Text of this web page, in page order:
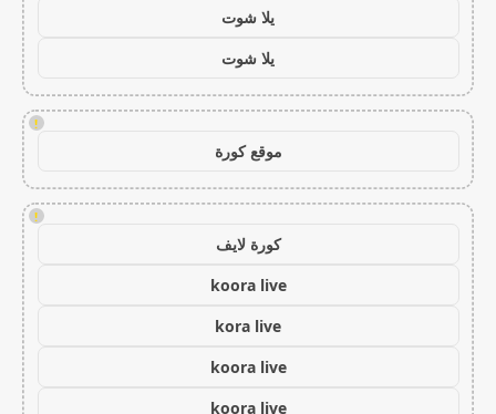
يلا شوت
يلا شوت
!
موقع كورة
!
كورة لايف
koora live
kora live
koora live
koora live